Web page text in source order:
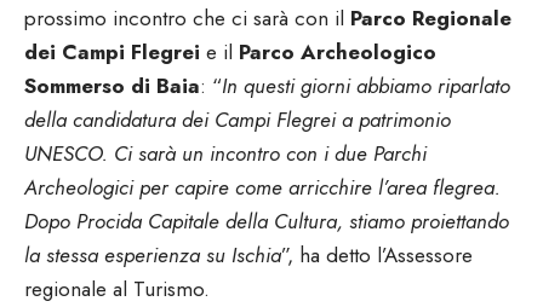
prossimo incontro che ci sarà con il Parco Regionale
dei Campi Flegrei e il Parco Archeologico
Sommerso di Baia: “In questi giorni abbiamo riparlato
della candidatura dei Campi Flegrei a patrimonio
UNESCO. Ci sarà un incontro con i due Parchi
Archeologici per capire come arricchire l’area flegrea.
Dopo Procida Capitale della Cultura, stiamo proiettando
la stessa esperienza su Ischia”, ha detto l’Assessore
regionale al Turismo.